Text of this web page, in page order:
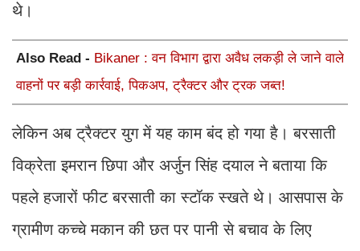
थे।
Also Read - Bikaner : वन विभाग द्वारा अवैध लकड़ी ले जाने वाले
वाहनों पर बड़ी कार्रवाई, पिकअप, ट्रैक्टर और ट्रक जब्त!
लेकिन अब ट्रैक्टर युग में यह काम बंद हो गया है। बरसाती
विक्रेता इमरान छिपा और अर्जुन सिंह दयाल ने बताया कि
पहले हजारों फीट बरसाती का स्टॉक स्खते थे। आसपास के
ग्रामीण कच्चे मकान की छत पर पानी से बचाव के लिए